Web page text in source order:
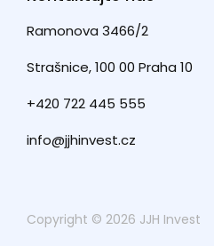
Ramonova 3466/2
Strašnice, 100 00 Praha 10
+420 722 445 555
info@jjhinvest.cz
Copyright © 2026 JJH Invest